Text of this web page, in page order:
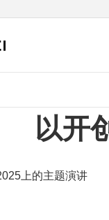
以开
上的主题演讲